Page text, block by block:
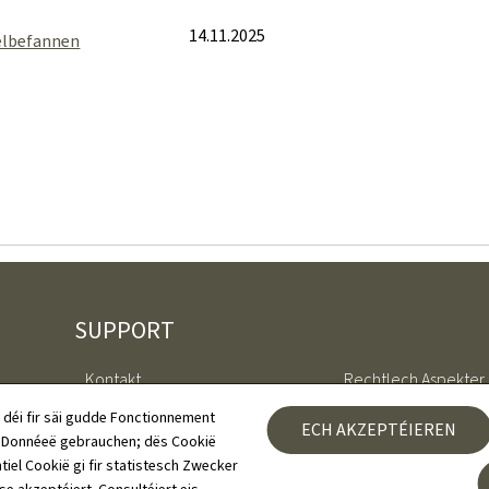
fir säi gudde Fonctionnement
gebrauchen; dës Cookië
Cookië gi fir statistesch Zwecker
ECH AKZEPTÉIEREN
14.11.2025
SUPPORT
Kontakt
Sitemap
Iwwert dës Websäit
Rechtlech Aspekter
Gestioun vu Cookien